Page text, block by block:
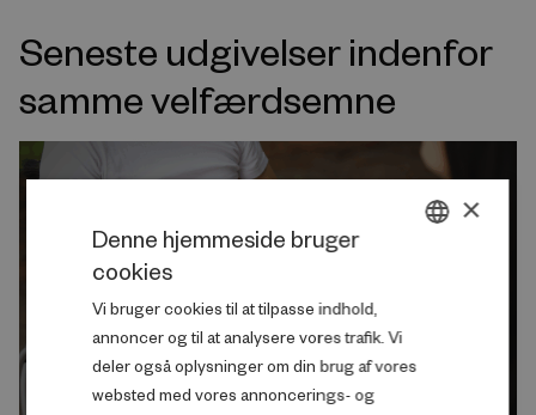
Seneste udgivelser indenfor
samme velfærdsemne
×
Denne hjemmeside bruger
cookies
Vi bruger cookies til at tilpasse indhold,
annoncer og til at analysere vores trafik. Vi
deler også oplysninger om din brug af vores
websted med vores annoncerings- og